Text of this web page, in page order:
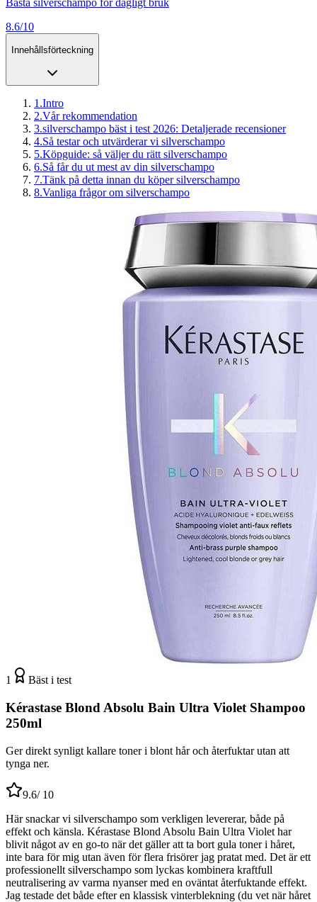
8.6/10
Innehållsförteckning
1 .Intro
2.Vår rekommendation
3.silverschampo bäst i test 2026: Detaljerade recensioner
4.Så testar och utvärderar vi silverschampo
5.Köpguide: så väljer du rätt silverschampo
6.Så får du ut mest av din silverschampo
7.Tänk på detta innan du köper silverschampo
8.Vanliga frågor om silverschampo
1 Bäst i test
Kérastase Blond Absolu Bain Ultra Violet Shampoo
250ml
Ger direkt synligt kallare toner i blont hår och återfuktar utan att
tynga ner.
9.6/ 10
Här snackar vi silverschampo som verkligen levererar, både på
effekt och känsla. Kérastase Blond Absolu Bain Ultra Violet har
blivit något av en go-to när det gäller att ta bort gula toner i håret,
inte bara för mig utan även för flera frisörer jag pratat med. Det är ett
professionellt silverschampo som lyckas kombinera kraftfull
neutralisering av varma nyanser med en oväntat återfuktande effekt.
Jag testade det både efter en klassisk vinterblekning (du vet när håret